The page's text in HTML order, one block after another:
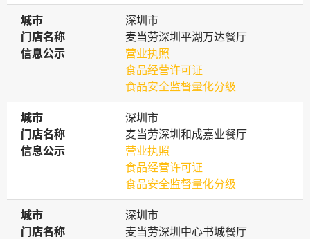
城市
城市
深圳市
门店名称
门店名称
麦当劳深圳平湖万达餐厅
信息公示
信息公示
营业执照
食品经营许可证
食品安全监督量化分级
城市
城市
深圳市
门店名称
门店名称
麦当劳深圳和成嘉业餐厅
信息公示
信息公示
营业执照
食品经营许可证
食品安全监督量化分级
城市
城市
深圳市
门店名称
门店名称
麦当劳深圳中心书城餐厅